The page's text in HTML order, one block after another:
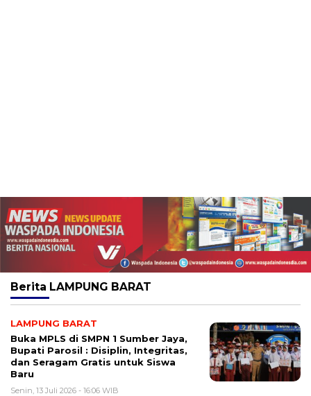
Berita LAMPUNG BARAT
LAMPUNG BARAT
Buka MPLS di SMPN 1 Sumber Jaya,
Bupati Parosil : Disiplin, Integritas,
dan Seragam Gratis untuk Siswa
Baru
Senin, 13 Juli 2026 - 16:06 WIB